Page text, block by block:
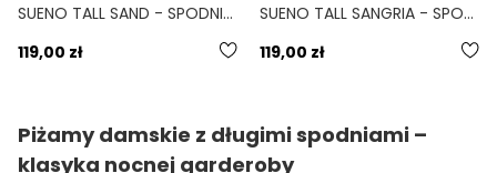
SUENO TALL SAND - SPODNIE SZEROKIE Z KIESZENIAMI BEŻOWE
119,00 zł
SUENO TALL SANGRIA - SPODNIE SZEROKIE Z KIESZENIAMI MALINOWE
119,00 zł
Piżamy damskie z długimi spodniami –
klasyka nocnej garderoby